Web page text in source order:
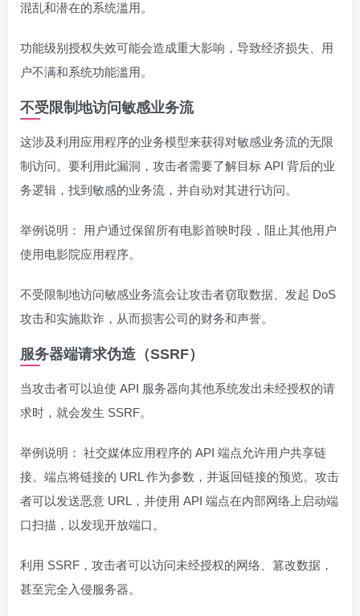
混乱和潜在的系统滥用。
功能级别授权失效可能会造成重大影响，导致经济损失、用
户不满和系统功能滥用。
不受限制地访问敏感业务流
这涉及利用应用程序的业务模型来获得对敏感业务流的无限
制访问。要利用此漏洞，攻击者需要了解目标 API 背后的业
务逻辑，找到敏感的业务流，并自动对其进行访问。
举例说明： 用户通过保留所有电影首映时段，阻止其他用户
使用电影院应用程序。
不受限制地访问敏感业务流会让攻击者窃取数据、发起 DoS
攻击和实施欺诈，从而损害公司的财务和声誉。
服务器端请求伪造（SSRF）
当攻击者可以迫使 API 服务器向其他系统发出未经授权的请
求时，就会发生 SSRF。
举例说明： 社交媒体应用程序的 API 端点允许用户共享链
接。端点将链接的 URL 作为参数，并返回链接的预览。攻击
者可以发送恶意 URL，并使用 API 端点在内部网络上启动端
口扫描，以发现开放端口。
利用 SSRF，攻击者可以访问未经授权的网络、篡改数据，
甚至完全入侵服务器。